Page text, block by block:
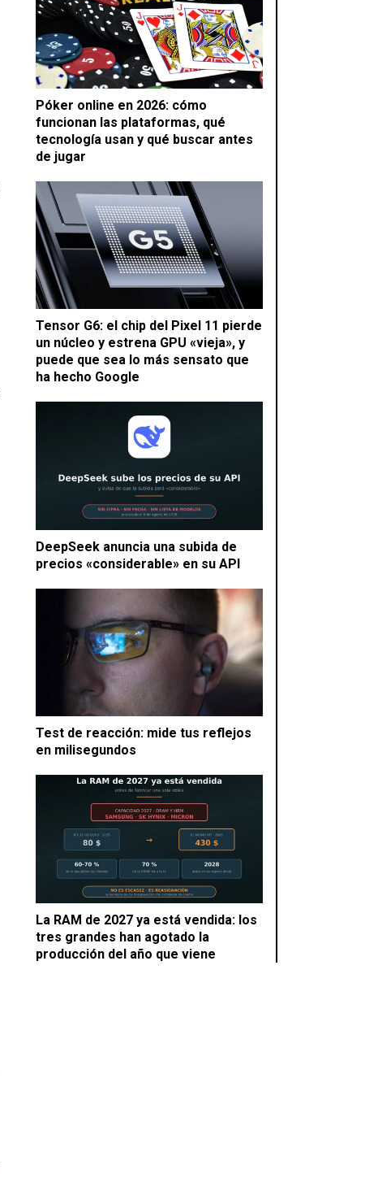
Póker online en 2026: cómo
funcionan las plataformas, qué
tecnología usan y qué buscar antes
de jugar
Tensor G6: el chip del Pixel 11 pierde
un núcleo y estrena GPU «vieja», y
puede que sea lo más sensato que
ha hecho Google
DeepSeek anuncia una subida de
precios «considerable» en su API
Test de reacción: mide tus reflejos
en milisegundos
La RAM de 2027 ya está vendida: los
tres grandes han agotado la
producción del año que viene